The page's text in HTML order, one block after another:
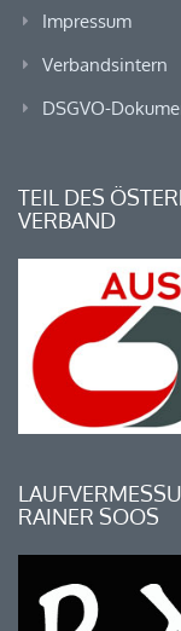
Impressum
Verbandsintern
DSGVO-
TEIL DES
VERBAND
RAINER SOOS